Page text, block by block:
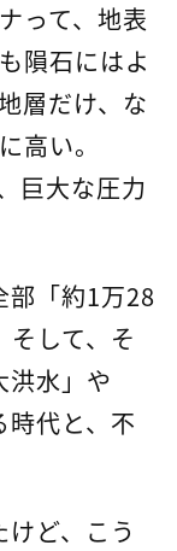
って、地表
隕石にはよ
層だけ、な
高い。
巨大な圧力
部「約1万28
して、そ
洪水」や
時代と、不
ど、こう